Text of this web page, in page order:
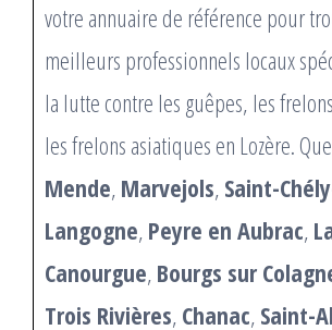
votre annuaire de référence pour
meilleurs professionnels locaux
la lutte contre les guêpes, les
les frelons asiatiques en Lozère.
Mende, Marvejols, Saint-
Langogne, Peyre en Aubrac,
Canourgue, Bourgs sur
Trois Rivières, Chanac, Saint-